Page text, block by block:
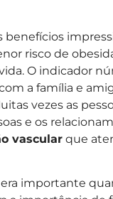
benefícios
risco de
O indicador
a família e
vezes as
e os
vascular que
importante